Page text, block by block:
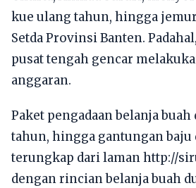
kue ulang tahun, hingga
Setda Provinsi Banten.
pusat tengah gencar
anggaran.
Paket pengadaan belanja
tahun, hingga gantungan
terungkap dari lamanhttp://
dengan rincian belanja buah